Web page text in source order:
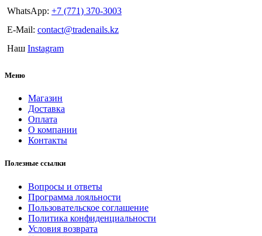
WhatsApp: +7 (771) 370-3003
E-Mail: contact@tradenails.kz
Наш Instagram
Меню
Магазин
Доставка
Оплата
О компании
Контакты
Полезные ссылки
Вопросы и ответы
Программа лояльности
Пользовательское соглашение
Политика конфиденциальности
Условия возврата